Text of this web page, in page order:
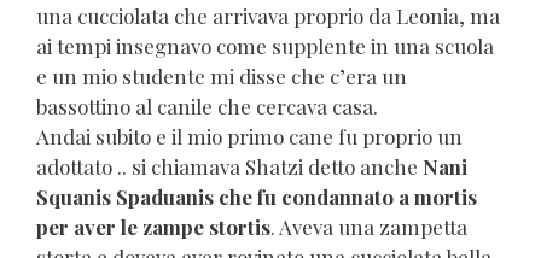
una cucciolata che arrivava proprio da Leonia, ma
ai tempi insegnavo come supplente in una scuola
e un mio studente mi disse che c’era un
bassottino al canile che cercava casa.
Andai subito e il mio primo cane fu proprio un
adottato .. si chiamava Shatzi detto anche Nani
Squanis Spaduanis che fu condannato a mortis
per aver le zampe stortis. Aveva una zampetta